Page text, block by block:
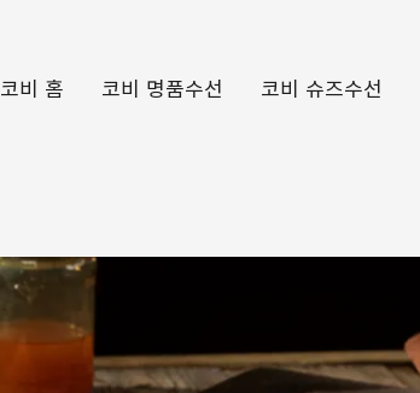
코비 홈 코비 명품수선 코비 슈즈수선